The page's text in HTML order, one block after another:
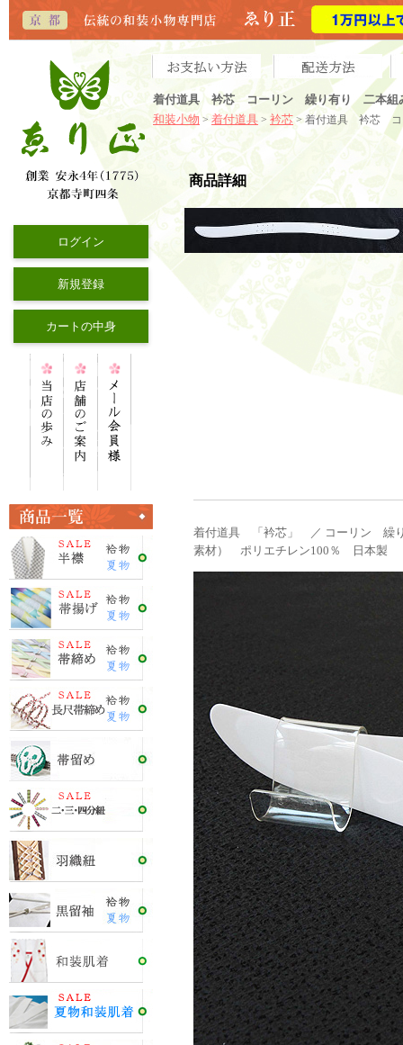
着付道具 衿芯 コーリン 繰り有り 二本組
和装小物 > 着付道具 > 衿芯 > 着付道具 衿芯
ログイン
新規登録
カートの中身
商品詳細
着付道具 「衿芯」 ／ コーリン 繰
素材） ポリエチレン100％ 日本製